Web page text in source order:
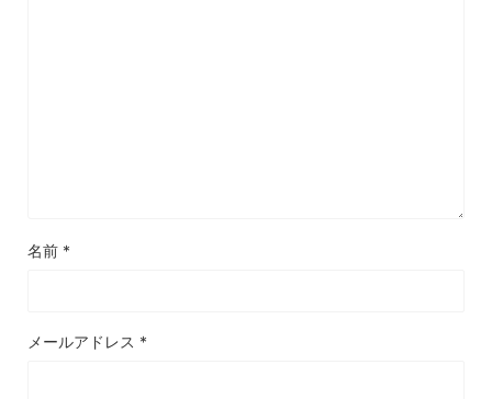
名前 *
メールアドレス *